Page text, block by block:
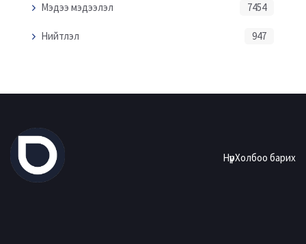
Мэдээ мэдээлэл 7454
Нийтлэл 947
НүүрХолбоо барих